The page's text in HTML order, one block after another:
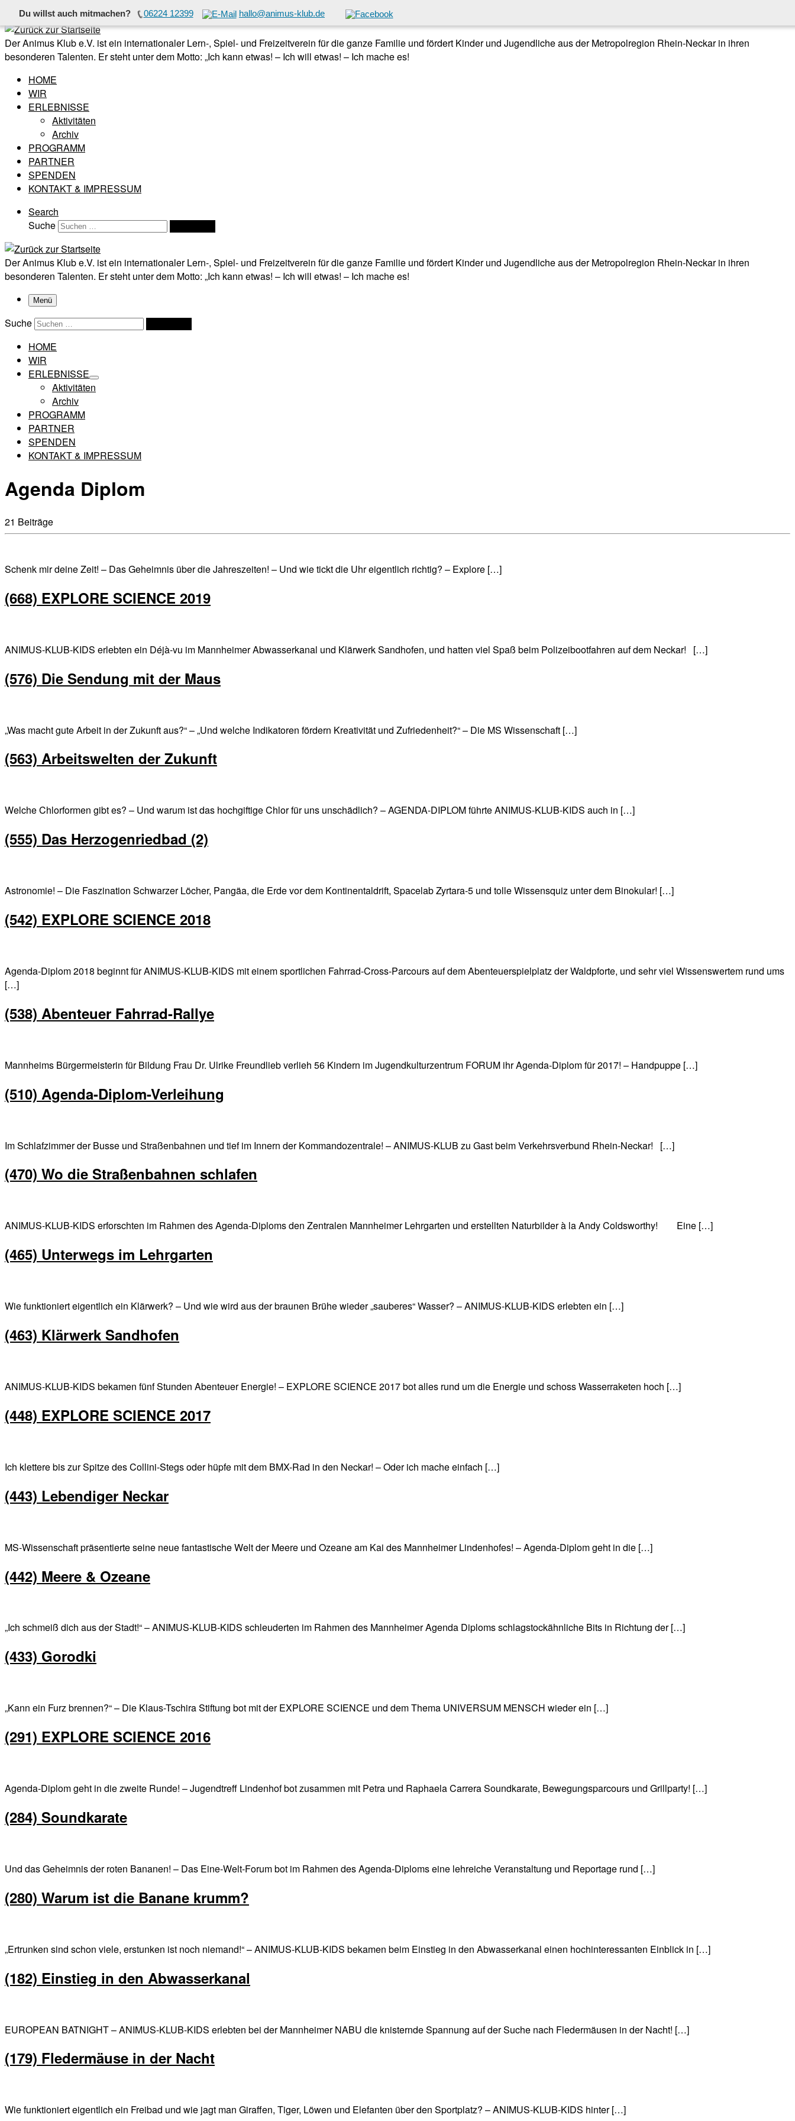
Du willst auch mitmachen? 06224 12399 hallo@animus-klub.de
Zum Inhalt springen
Der Animus Klub e.V. ist ein internationaler Lern-, Spiel- und Freizeitverein für die ganze Familie und fördert Kinder und Jugendliche aus der Metropolregion Rhein-Neckar in ihren
besonderen Talenten. Er steht unter dem Motto: „Ich kann etwas! – Ich will etwas! – Ich mache es!
HOME
WIR
ERLEBNISSE
Aktivitäten
Archiv
PROGRAMM
PARTNER
SPENDEN
KONTAKT & IMPRESSUM
Search
Suche
Der Animus Klub e.V. ist ein internationaler Lern-, Spiel- und Freizeitverein für die ganze Familie und fördert Kinder und Jugendliche aus der Metropolregion Rhein-Neckar in ihren
besonderen Talenten. Er steht unter dem Motto: „Ich kann etwas! – Ich will etwas! – Ich mache es!
Menü
Suche
HOME
WIR
ERLEBNISSE
Aktivitäten
Archiv
PROGRAMM
PARTNER
SPENDEN
KONTAKT & IMPRESSUM
Agenda Diplom
21 Beiträge
Schenk mir deine Zeit! – Das Geheimnis über die Jahreszeiten! – Und wie tickt die Uhr eigentlich richtig? – Explore […]
(668) EXPLORE SCIENCE 2019
ANIMUS-KLUB-KIDS erlebten ein Déjà-vu im Mannheimer Abwasserkanal und Klärwerk Sandhofen, und hatten viel Spaß beim Polizeibootfahren auf dem Neckar! […]
(576) Die Sendung mit der Maus
„Was macht gute Arbeit in der Zukunft aus?“ – „Und welche Indikatoren fördern Kreativität und Zufriedenheit?“ – Die MS Wissenschaft […]
(563) Arbeitswelten der Zukunft
Welche Chlorformen gibt es? – Und warum ist das hochgiftige Chlor für uns unschädlich? – AGENDA-DIPLOM führte ANIMUS-KLUB-KIDS auch in […]
(555) Das Herzogenriedbad (2)
Astronomie! – Die Faszination Schwarzer Löcher, Pangäa, die Erde vor dem Kontinentaldrift, Spacelab Zyrtara-5 und tolle Wissensquiz unter dem Binokular! […]
(542) EXPLORE SCIENCE 2018
Agenda-Diplom 2018 beginnt für ANIMUS-KLUB-KIDS mit einem sportlichen Fahrrad-Cross-Parcours auf dem Abenteuerspielplatz der Waldpforte, und sehr viel Wissenswertem rund ums
[…]
(538) Abenteuer Fahrrad-Rallye
Mannheims Bürgermeisterin für Bildung Frau Dr. Ulrike Freundlieb verlieh 56 Kindern im Jugendkulturzentrum FORUM ihr Agenda-Diplom für 2017! – Handpuppe […]
(510) Agenda-Diplom-Verleihung
Im Schlafzimmer der Busse und Straßenbahnen und tief im Innern der Kommandozentrale! – ANIMUS-KLUB zu Gast beim Verkehrsverbund Rhein-Neckar! […]
(470) Wo die Straßenbahnen schlafen
ANIMUS-KLUB-KIDS erforschten im Rahmen des Agenda-Diploms den Zentralen Mannheimer Lehrgarten und erstellten Naturbilder à la Andy Coldsworthy! Eine […]
(465) Unterwegs im Lehrgarten
Wie funktioniert eigentlich ein Klärwerk? – Und wie wird aus der braunen Brühe wieder „sauberes“ Wasser? – ANIMUS-KLUB-KIDS erlebten ein […]
(463) Klärwerk Sandhofen
ANIMUS-KLUB-KIDS bekamen fünf Stunden Abenteuer Energie! – EXPLORE SCIENCE 2017 bot alles rund um die Energie und schoss Wasserraketen hoch […]
(448) EXPLORE SCIENCE 2017
Ich klettere bis zur Spitze des Collini-Stegs oder hüpfe mit dem BMX-Rad in den Neckar! – Oder ich mache einfach […]
(443) Lebendiger Neckar
MS-Wissenschaft präsentierte seine neue fantastische Welt der Meere und Ozeane am Kai des Mannheimer Lindenhofes! – Agenda-Diplom geht in die […]
(442) Meere & Ozeane
„Ich schmeiß dich aus der Stadt!“ – ANIMUS-KLUB-KIDS schleuderten im Rahmen des Mannheimer Agenda Diploms schlagstockähnliche Bits in Richtung der […]
(433) Gorodki
„Kann ein Furz brennen?“ – Die Klaus-Tschira Stiftung bot mit der EXPLORE SCIENCE und dem Thema UNIVERSUM MENSCH wieder ein […]
(291) EXPLORE SCIENCE 2016
Agenda-Diplom geht in die zweite Runde! – Jugendtreff Lindenhof bot zusammen mit Petra und Raphaela Carrera Soundkarate, Bewegungsparcours und Grillparty! […]
(284) Soundkarate
Und das Geheimnis der roten Bananen! – Das Eine-Welt-Forum bot im Rahmen des Agenda-Diploms eine lehreiche Veranstaltung und Reportage rund […]
(280) Warum ist die Banane krumm?
„Ertrunken sind schon viele, erstunken ist noch niemand!“ – ANIMUS-KLUB-KIDS bekamen beim Einstieg in den Abwasserkanal einen hochinteressanten Einblick in […]
(182) Einstieg in den Abwasserkanal
EUROPEAN BATNIGHT – ANIMUS-KLUB-KIDS erlebten bei der Mannheimer NABU die knisternde Spannung auf der Suche nach Fledermäusen in der Nacht! […]
(179) Fledermäuse in der Nacht
Wie funktioniert eigentlich ein Freibad und wie jagt man Giraffen, Tiger, Löwen und Elefanten über den Sportplatz? – ANIMUS-KLUB-KIDS hinter […]